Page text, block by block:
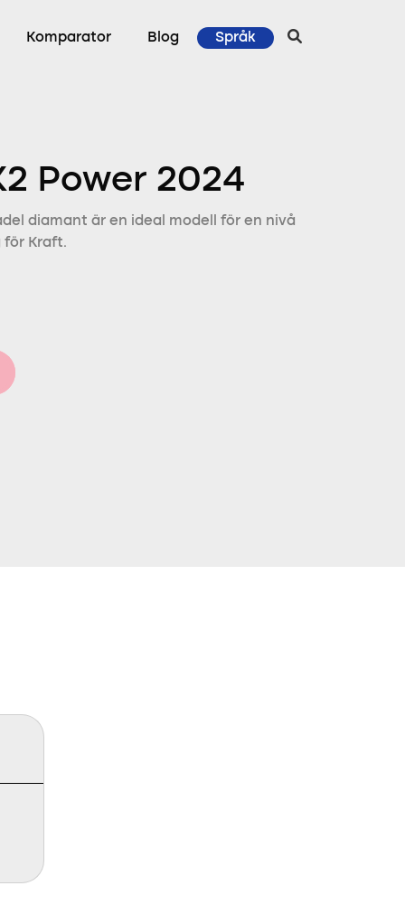
Komparator Blog Språk
Power 2024
diamant är en ideal modell för en nivå
för Kraft.